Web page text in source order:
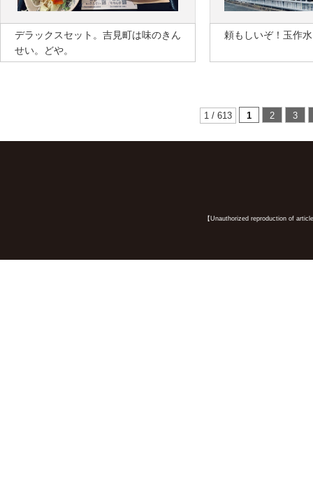
デラックスセット。吉見町は味のきん
せい。どや。
頼もしいぞ！玉作
1 / 613 1 2 3
【Unauthorized reproduction of